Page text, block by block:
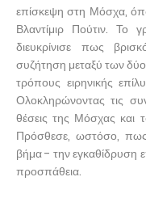
επίσκεψη στη Μόσχα,
Βλαντίμιρ Πούτιν. Το
διευκρίνισε πως
συζήτηση μεταξύ των
τρόπους ειρηνικής
Ολοκληρώνοντας τις
θέσεις της Μόσχας και
Πρόσθεσε, ωστόσο, πως
βήμα - την εγκαθίδρυση
προσπάθεια.